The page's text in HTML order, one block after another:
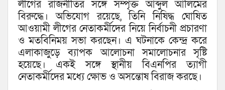
লীগের রাজনীতির সঙ্গে সম্পৃক্ত আব্দুল আলিমের
বিরুদ্ধে। অভিযোগ রয়েছে, তিনি নিষিদ্ধ ঘোষিত
আওয়ামী লীগের নেতাকর্মীদের নিয়ে নির্বাচনী প্রচারণা
ও মতবিনিময় সভা করছেন। এ ঘটনাকে কেন্দ্র করে
এলাকাজুড়ে ব্যাপক আলোচনা সমালোচনার সৃষ্টি
হয়েছে। একই সঙ্গে স্থানীয় বিএনপির ত্যাগী
নেতাকর্মীদের মধ্যে ক্ষোভ ও অসন্তোষ বিরাজ করছে।